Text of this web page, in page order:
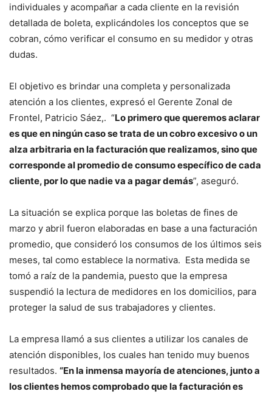
individuales y acompañar a cada cliente en la revisión
detallada de boleta, explicándoles los conceptos que se
cobran, cómo verificar el consumo en su medidor y otras
dudas.
El objetivo es brindar una completa y personalizada
atención a los clientes, expresó el Gerente Zonal de
Frontel, Patricio Sáez,. “Lo primero que queremos aclarar
es que en ningún caso se trata de un cobro excesivo o un
alza arbitraria en la facturación que realizamos, sino que
corresponde al promedio de consumo específico de cada
cliente, por lo que nadie va a pagar demás”, aseguró.
La situación se explica porque las boletas de fines de
marzo y abril fueron elaboradas en base a una facturación
promedio, que consideró los consumos de los últimos seis
meses, tal como establece la normativa. Esta medida se
tomó a raíz de la pandemia, puesto que la empresa
suspendió la lectura de medidores en los domicilios, para
proteger la salud de sus trabajadores y clientes.
La empresa llamó a sus clientes a utilizar los canales de
atención disponibles, los cuales han tenido muy buenos
resultados. “En la inmensa mayoría de atenciones, junto a
los clientes hemos comprobado que la facturación es